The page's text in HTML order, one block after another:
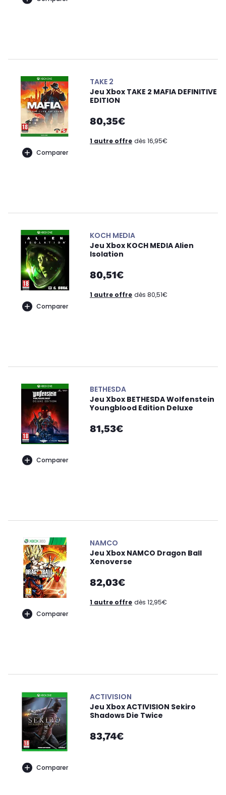
Comparer
TAKE 2
Jeu Xbox TAKE 2 MAFIA DEFINITIVE
EDITION
80,35€
1 autre offre dès 16,95€
Comparer
KOCH MEDIA
Jeu Xbox KOCH MEDIA Alien
Isolation
80,51€
1 autre offre dès 80,51€
Comparer
BETHESDA
Jeu Xbox BETHESDA Wolfenstein
Youngblood Edition Deluxe
81,53€
Comparer
NAMCO
Jeu Xbox NAMCO Dragon Ball
Xenoverse
82,03€
1 autre offre dès 12,95€
Comparer
ACTIVISION
Jeu Xbox ACTIVISION Sekiro
Shadows Die Twice
83,74€